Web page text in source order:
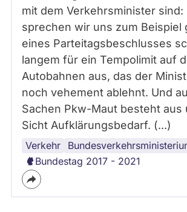
mit dem Verkehrsminister sind:
sprechen wir uns zum Beispiel
eines Parteitagsbeschlusses
langem für ein Tempolimit auf
Autobahnen aus, das der
noch vehement ablehnt. Und
Sachen Pkw-Maut besteht aus
Sicht Aufklärungsbedarf. (...)
Verkehr
Bundestag
Koalition
Bundesregierung
Bundestag 2017 - 2021